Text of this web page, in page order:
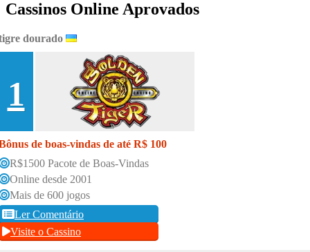
Cassinos Online Aprovados
dourado
1
de boas-vindas de até R$ 100
R$1500 Pacote de Boas-Vindas
Online desde 2001
Mais de 600 jogos
Ler Comentário
Visite o Cassino